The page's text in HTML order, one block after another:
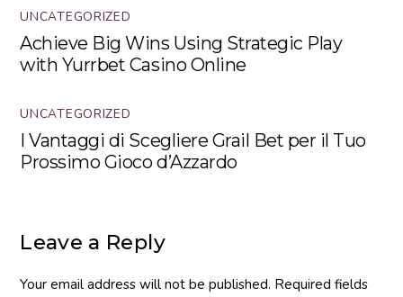
UNCATEGORIZED
Achieve Big Wins Using Strategic Play
with Yurrbet Casino Online
UNCATEGORIZED
I Vantaggi di Scegliere Grail Bet per il Tuo
Prossimo Gioco d’Azzardo
Leave a Reply
Your email address will not be published. Required fields